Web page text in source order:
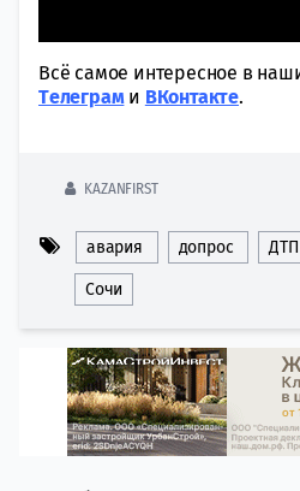
Всё самое интересное в
Tелеграми ВКонтакте.
KAZANFIRST
авария допрос ДТП
Сочи